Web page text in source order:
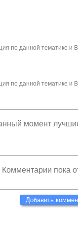
по данной тематике и
по данной тематике и
момент
Комментарии пока
Добавить